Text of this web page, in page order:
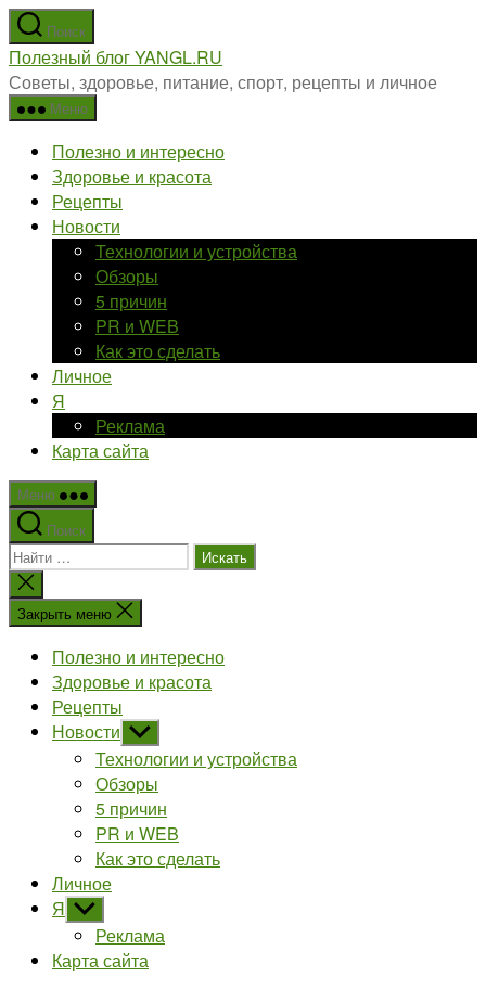
Перейти
к
содержимому
Поиск
Полезный блог YANGL.RU
Советы, здоровье, питание, спорт, рецепты и личное
Меню
Полезно и интересно
Здоровье и красота
Рецепты
Новости
Технологии и устройства
Обзоры
5 причин
PR и WEB
Как это сделать
Личное
Я
Реклама
Карта сайта
Меню
Поиск
Поиск:
Закрыть
поиск
Закрыть меню
Полезно и интересно
Здоровье и красота
Рецепты
Новости Показывать
подменю
Технологии и устройства
Обзоры
5 причин
PR и WEB
Как это сделать
Личное
Я Показывать
подменю
Реклама
Карта сайта